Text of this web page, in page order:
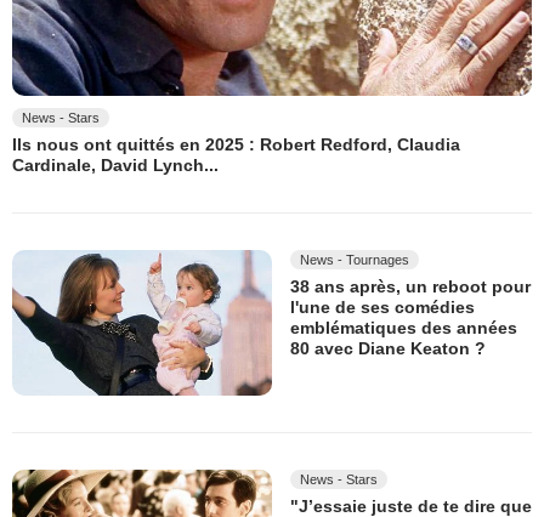
News - Stars
Ils nous ont quittés en 2025 : Robert Redford, Claudia
Cardinale, David Lynch...
News - Tournages
38 ans après, un reboot pour
l'une de ses comédies
emblématiques des années
80 avec Diane Keaton ?
News - Stars
"J’essaie juste de te dire que